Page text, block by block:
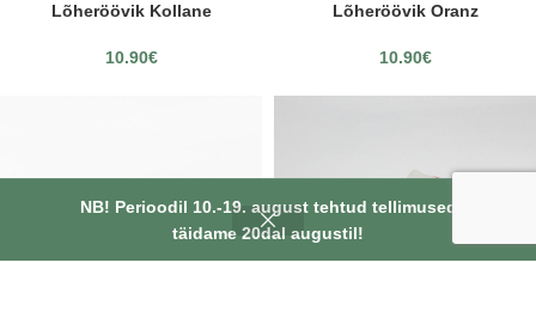
NB! Perioodil 10.-19. august tehtud tellimused
täidame 20dal augustil!
Lõheröövik Kollane
10.90€
Lõheröövik Oranz
10.90€